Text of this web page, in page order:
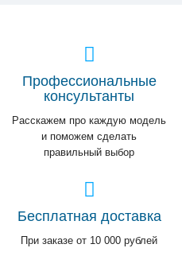
Профессиональные
консультанты
Расскажем про каждую модель
и поможем сделать
правильный выбор
Бесплатная доставка
При заказе от 10 000 рублей